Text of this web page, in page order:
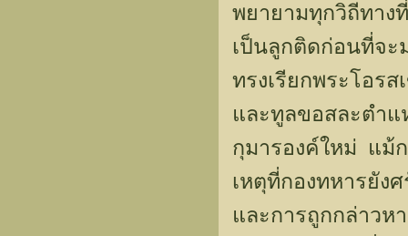
พยายามทุกวิถีทาง
เป็นลูกติดก่อนที่จะ
ทรงเรียกพระโอร
และทูลขอสละตำ
กุมารองค์ใหม่ แม้
เหตุที่กองทหารยัง
และการถูกกล่าวห